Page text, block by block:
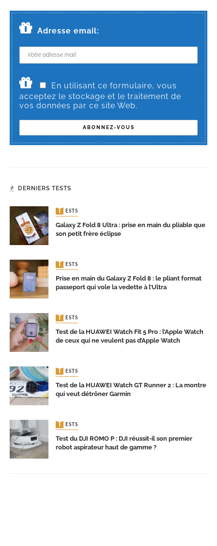
Adresse email:
En utilisant ce formulaire, vous
acceptez le stockage et le traitement de
vos données par ce site Web.
DERNIERS TESTS
TESTS
Galaxy Z Fold 8 Ultra : prise en main du pliable que
son petit frère éclipse
TESTS
Prise en main du Galaxy Z Fold 8 : le pliant format
passeport qui vole la vedette à l’Ultra
TESTS
Test de la HUAWEI Watch Fit 5 Pro : l’Apple Watch
de ceux qui ne veulent pas d’Apple Watch
TESTS
Test de la HUAWEI Watch GT Runner 2 : La montre
qui veut détrôner Garmin
TESTS
Test du DJI ROMO P : DJI réussit-il son premier
robot aspirateur haut de gamme ?